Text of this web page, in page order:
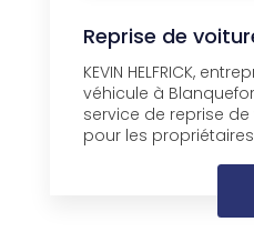
Reprise de
KEVIN HELFRICK,
véhicule à
service de reprise
pour les